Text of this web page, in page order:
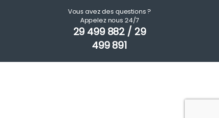
Vous avez des questions ?
Appelez nous 24/7
29 499 882 / 29
499 891